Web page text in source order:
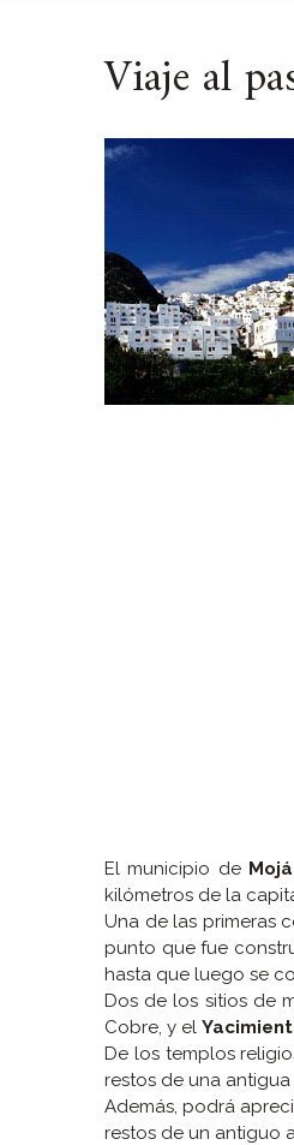
Viaje al
El municipio de
kilómetros de la
Una de las primeras
punto que fue
hasta que luego se
Dos de los sitios de
Cobre, y el
De los templos
restos de una antigua
Además, podrá
restos de un antiguo